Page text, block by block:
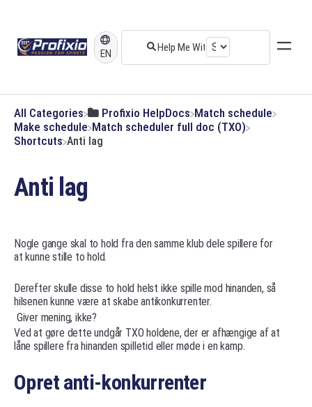
EN
All Categories ​Profixio HelpDocs ​Match schedule
​Make schedule ​Match scheduler full doc (TXO)
​Shortcuts Anti lag
Anti lag
Nogle gange skal to hold fra den samme klub dele spillere for
at kunne stille to hold.
Derefter skulle disse to hold helst ikke spille mod hinanden, så
hilsenen kunne være at skabe antikonkurrenter.
Giver mening, ikke?
Ved at gøre dette undgår TXO holdene, der er afhængige af at
låne spillere fra hinanden spilletid eller møde i en kamp.
Opret anti-konkurrenter